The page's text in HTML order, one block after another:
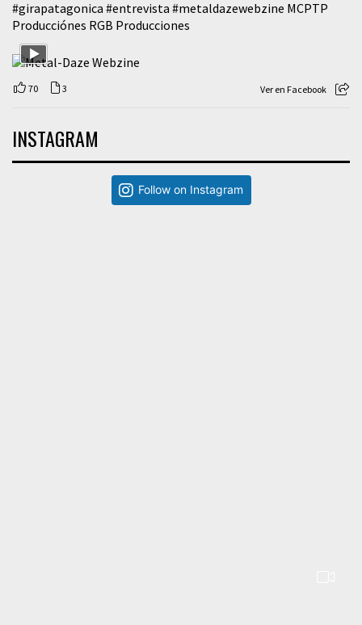
#girapatagonica #entrevista #metaldazewebzine MCPTP
Producciónes RGB Producciones
70 3 Ver en Facebook
INSTAGRAM
Follow on Instagram